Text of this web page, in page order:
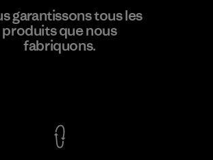
Namdinh Co., Ltd.
garantissons tous les
produits que nous
fabriquons.